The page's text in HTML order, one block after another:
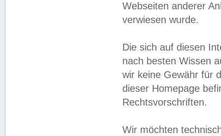
Webseiten anderer
verwiesen wurde.
Die sich auf diesen
nach besten Wissen
wir keine Gewähr für
dieser Homepage
Rechtsvorschriften.
Wir möchten